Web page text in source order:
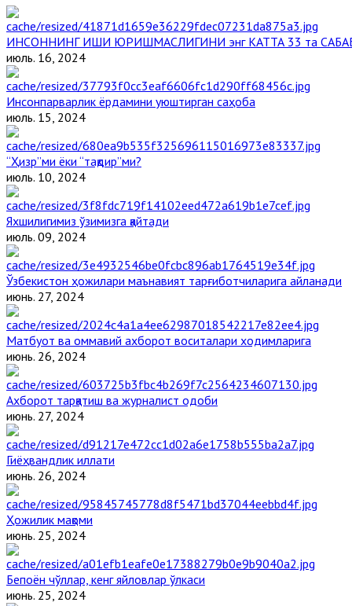
ИНСОННИНГ ИШИ ЮРИШМАСЛИГИНИ энг КАТТА 33 та
июль. 16, 2024
Инсонпарварлик ёрдамини уюштирган саҳоба
июль. 15, 2024
“Ҳизр”ми ёки “тақдир”ми?
июль. 10, 2024
Яхшилигимиз ўзимизга қайтади
июль. 09, 2024
Ўзбекистон ҳожилари маънавият тарғиботчиларига айланади
июнь. 27, 2024
Матбуот ва оммавий ахборот воситалари ходимларига
июнь. 26, 2024
Ахборот тарқатиш ва журналист одоби
июнь. 27, 2024
Гиёҳвандлик иллати
июнь. 26, 2024
Ҳожилик мақоми
июнь. 25, 2024
Бепоён чўллар, кенг яйловлар ўлкаси
июнь. 25, 2024